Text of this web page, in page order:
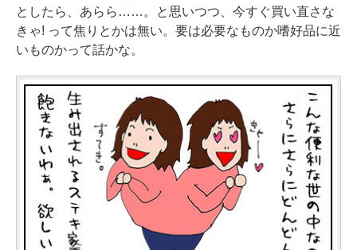
としたら、あらら……。と思いつつ、今すぐ買い直さな
きゃ! って焦りとかは無い。要は必要なものか嗜好品に近
いものかって話かな。